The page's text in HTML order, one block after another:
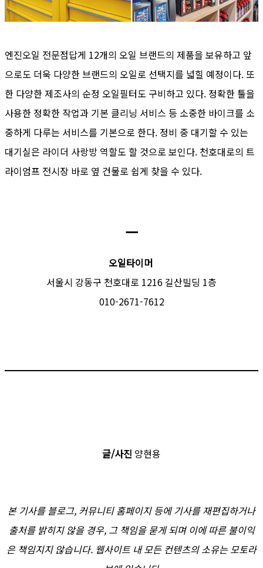
엔진오일 전문점답게 12개의 오일 브랜드의 제품을 보유하고 앞
으로도 더욱 다양한 브랜드의 오일로 선택지를 넓힐 예정이다. 또
한 다양한 제조사의 순정 오일필터도 구비하고 있다. 정확한 툴을
사용한 정확한 작업과 기본 클리닝 서비스 등 소중한 바이크를 소
중하게 다루는 서비스를 기본으로 한다. 정비 중 대기할 수 있는
대기실은 라이더 사랑방 역할도 할 것으로 보인다. 천호대로의 트
라이엄프 전시장 바로 옆 건물로 쉽게 찾을 수 있다.
ㅡ
오일타이머
서울시 강동구 천호대로 1216 길산빌딩 1층
010-2671-7612
글/사진 양현용
본 기사를 블로그, 커뮤니티 홈페이지 등에 기사를 재편집하거나
출처를 밝히지 않을 경우, 그 책임을 묻게 되며 이에 따른 불이익
은 책임지지 않습니다. 웹사이트 내 모든 컨텐츠의 소유는 모토라